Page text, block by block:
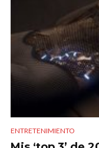
ENTRETENIMIENTO